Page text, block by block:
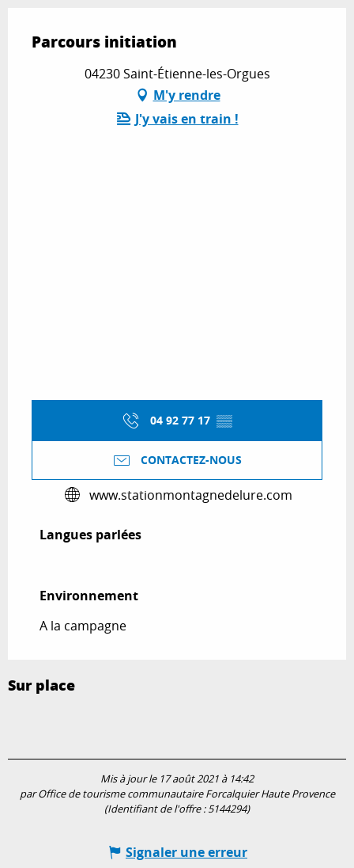
Parcours initiation
04230 Saint-Étienne-les-Orgues
M'y rendre
J'y vais en train !
04 92 77 17 ▒▒
CONTACTEZ-NOUS
www.stationmontagnedelure.com
Langues parlées
Langues parlées
Environnement
Environnement
A la campagne
Sur place
Mis à jour le 17 août 2021 à 14:42
par Office de tourisme communautaire Forcalquier Haute Provence
(Identifiant de l'offre :5144294)
Signaler une erreur